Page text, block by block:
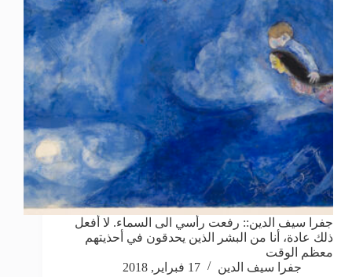
جفرا سيف الدين:: رفعت رأسي الى السماء. لا أفعل
ذلك عادة، أنا من البشر الذين يحدقون في أحذيتهم
معظم الوقت
جفرا سيف الدين
17 فبراير, 2018